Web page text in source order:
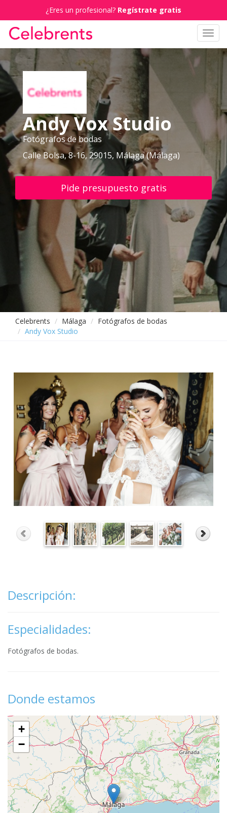
¿Eres un profesional? Regístrate gratis
Andy Vox Studio
Fotógrafos de bodas
Calle Bolsa, 8-16, 29015, Málaga (Málaga)
Pide presupuesto gratis
Celebrents Málaga
Fotógrafos de bodas
Andy Vox Studio
Descripción:
Especialidades:
Fotógrafos de bodas.
Donde estamos
+
−